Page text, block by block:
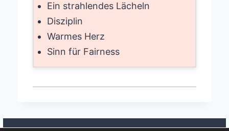
Ein strahlendes Lächeln
Disziplin
Warmes Herz
Sinn für Fairness